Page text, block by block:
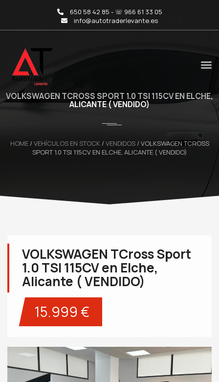
650 58 42 85 - ☏ 966 61 33 05
info@autotraderlevante.es
VOLKSWAGEN TCROSS SPORT 1.0 TSI 115CV EN ELCHE,
ALICANTE ( VENDIDO)
HOME/ VEHÍCULOS EN STOCK/ VENDIDOS/ VOLKSWAGEN TCROSS
SPORT 1.0 TSI 115CV EN ELCHE, ALICANTE ( VENDIDO)
VOLKSWAGEN TCross Sport
1.0 TSI 115CV en Elche,
Alicante ( VENDIDO)
15.999 €